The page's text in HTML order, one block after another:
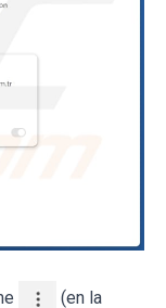
(en la